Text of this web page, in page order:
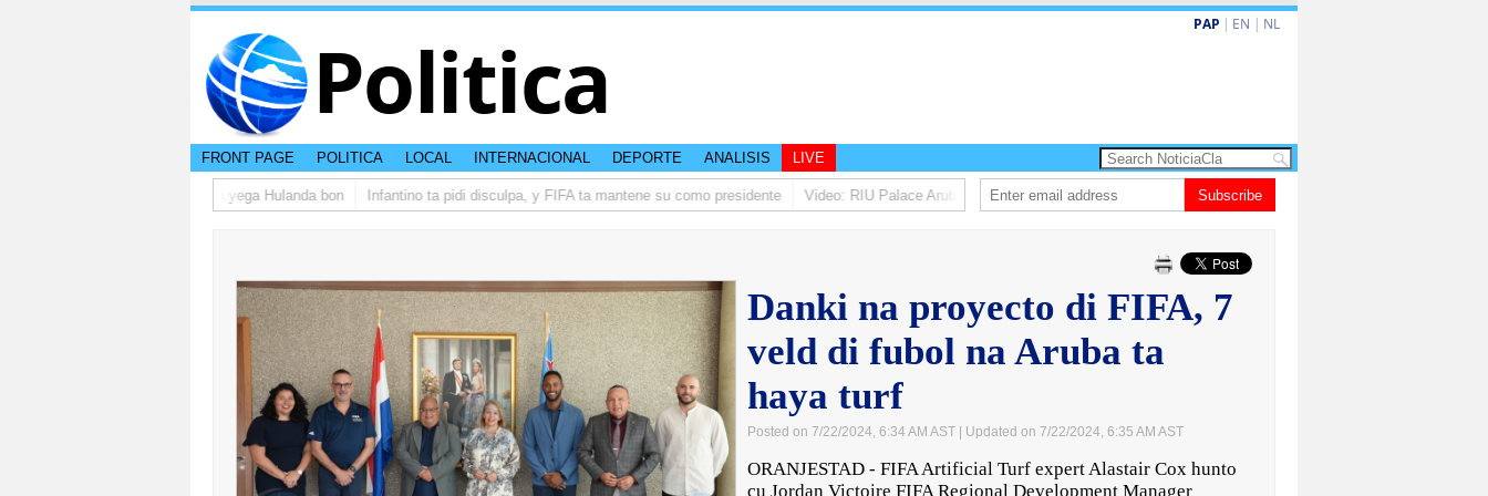
Politica PAP | EN | NL
FRONT PAGE POLITICA LOCAL INTERNACIONAL DEPORTE ANALISIS LIVE
di studiantenan di Aruba a yega Hulanda bon Infantino ta pidi disculpa, y FIFA ta mantene su como presidente Video: RIU Palace Aruba ta eleva turismo premium cu renobacion di US$106 miyon
Subscribe
Danki na proyecto di FIFA, 7
veld di fubol na Aruba ta
haya turf
Posted on 7/22/2024, 6:34 AM AST | Updated on 7/22/2024, 6:35 AM AST
ORANJESTAD - FIFA Artificial Turf expert Alastair Cox hunto
cu Jordan Victoire FIFA Regional Development Manager